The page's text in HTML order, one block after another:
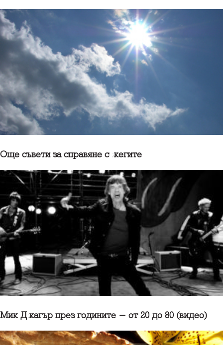
Още съвети за справяне с жегите
Мик Джагър през годините - от 20 до 80 (видео)